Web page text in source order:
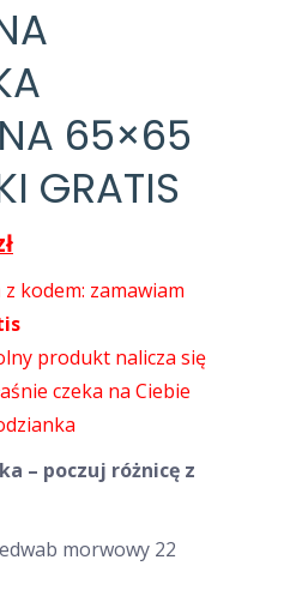
65×65
GRATIS
Aktualna
cena
269,99zł.
z kodem: zamawiam
produkt nalicza się
czeka na Ciebie
– poczuj różnicę z
morwowy 22